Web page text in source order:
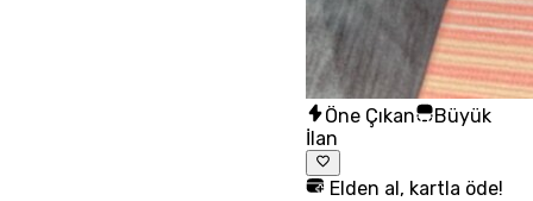
Öne Çıkan
Büyük
İlan
Elden al, kartla öde!